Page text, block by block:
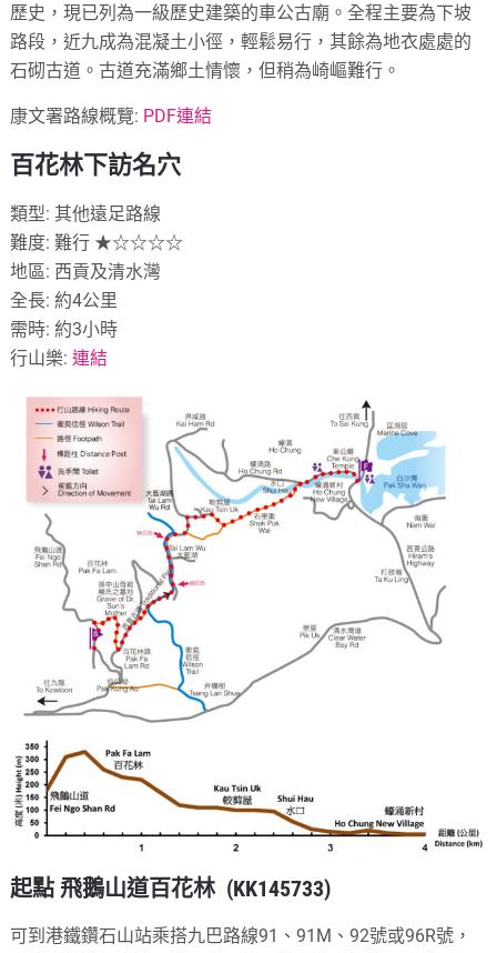
歷史，現已列為一級歷史建築的車公古廟。全程主要為下坡
路段，近九成為混凝土小徑，輕鬆易行，其餘為地衣處處的
石砌古道。古道充滿鄉土情懷，但稍為崎嶇難行。
康文署路線概覽: PDF連結
百花林下訪名穴
類型: 其他遠足路線
難度: 難行 ★☆☆☆☆
地區: 西貢及清水灣
全長: 約4公里
需時: 約3小時
行山樂:連結
起點 飛鵝山道百花林 (KK145733)
可到港鐵鑽石山站乘搭九巴路線91、91M、92號或96R號，